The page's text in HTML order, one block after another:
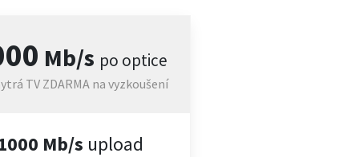
Mb/s po optice
TV ZDARMA na vyzkoušení
Mb/s upload